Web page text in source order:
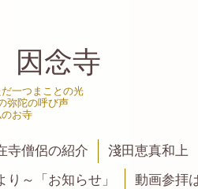
念寺
一つまことの光
弥陀の呼び声
お寺
寺僧侶の紹介 淺田恵真和上
り～「お知らせ」
動画参拝